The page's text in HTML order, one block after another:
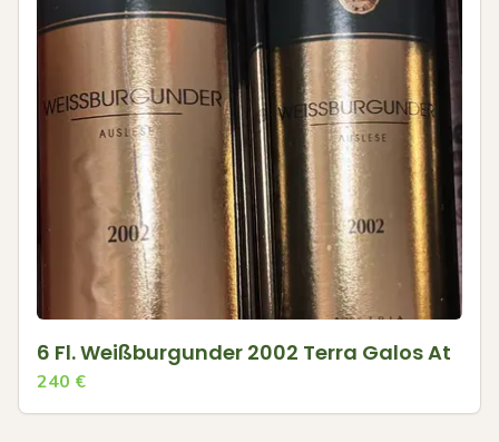
6 Fl. Weißburgunder 2002 Terra Galos At
240 €